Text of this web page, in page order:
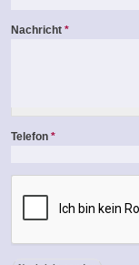
Nachricht*
Telefon*